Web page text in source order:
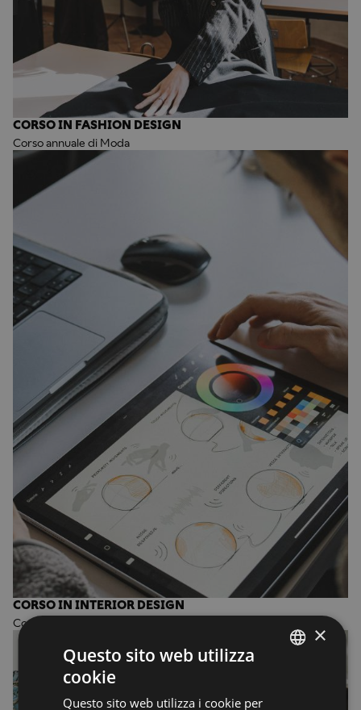
CORSO IN FASHION DESIGN
Corso annuale di Moda
CORSO IN INTERIOR DESIGN
Corso annuale di Design ×
Questo sito web utilizza
cookie
Questo sito web utilizza i cookie per